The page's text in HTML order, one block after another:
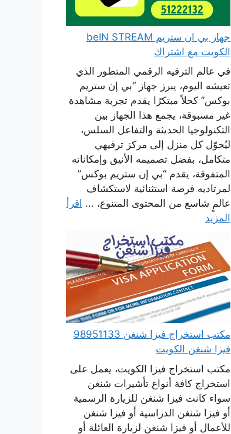
جهاز بي ان ستريم beIN STREAM
الكويت مع اشتراك
في عالم الترفيه الرقمي المتطور الذي
تعيشه اليوم، يبرز جهاز “بي إن ستريم
بوكس” كحلاً مبتكرًا يقدم تجربة مشاهدة
غير مسبوقة، يجمع هذا الجهاز بين
التكنولوجيا الحديثة والتفاعل السلس،
ليُحوّل كل منزل إلى مركز ترفيهي
متكامل، بفضل تصميمه الأنيق وإمكاناته
المتفوقة، يقدم “بي إن ستريم بوكس”
لمرتاديه فرصة استثنائية لاستكشاف
عالمٍ شاسع من المحتوى المتنوع، ... اقرأ
المزيد
مكتب استخراج فيزا شنغن 98951133
فيزا شنغن الكويت
مكتب استخراج فيزا الكويت، يعمل على
استخراج كافة أنواع تأشيرات شنغن
سواء كانت فيزا شنغن للزيارة الرسمية
أو فيزا شنغن الدراسية أو فيزا شنغن
للأعمال أو فيزا شنغن لزيارة العائلة أو